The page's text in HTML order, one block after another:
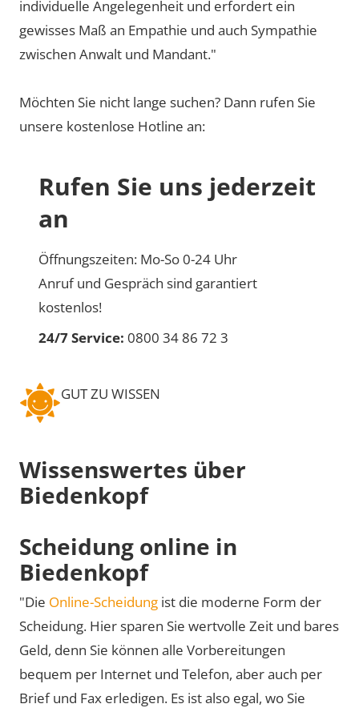
individuelle Angelegenheit und erfordert ein
gewisses Maß an Empathie und auch Sympathie
zwischen Anwalt und Mandant."
Möchten Sie nicht lange suchen? Dann rufen Sie
unsere kostenlose Hotline an:
Rufen Sie uns jederzeit
an
Öffnungszeiten: Mo-So 0-24 Uhr
Anruf und Gespräch sind garantiert
kostenlos!
24/7 Service: 0800 34 86 72 3
GUT ZU WISSEN
Wissenswertes über
Biedenkopf
Scheidung online in
Biedenkopf
"Die Online-Scheidung ist die moderne Form der
Scheidung. Hier sparen Sie wertvolle Zeit und bares
Geld, denn Sie können alle Vorbereitungen
bequem per Internet und Telefon, aber auch per
Brief und Fax erledigen. Es ist also egal, wo Sie